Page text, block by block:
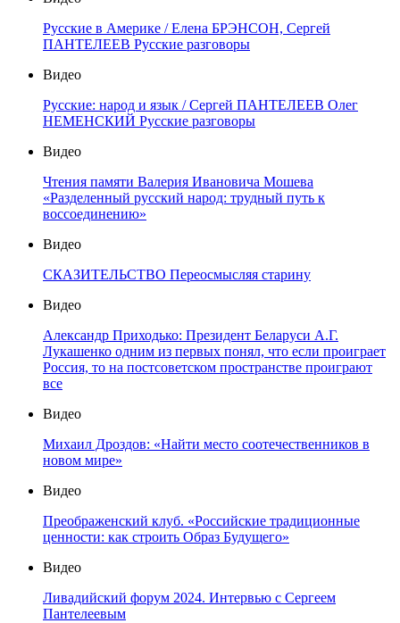
Русские в Америке / Елена БРЭНСОН, Сергей
ПАНТЕЛЕЕВ Русские разговоры
Видео
Русские: народ и язык / Сергей ПАНТЕЛЕЕВ Олег
НЕМЕНСКИЙ Русские разговоры
Видео
Чтения памяти Валерия Ивановича Мошева
«Разделенный русский народ: трудный путь к
воссоединению»
Видео
СКАЗИТЕЛЬСТВО Переосмысляя старину
Видео
Александр Приходько: Президент Беларуси А.Г.
Лукашенко одним из первых понял, что если проиграет
Россия, то на постсоветском пространстве проиграют
все
Видео
Михаил Дроздов: «Найти место соотечественников в
новом мире»
Видео
Преображенский клуб. «Российские традиционные
ценности: как строить Образ Будущего»
Видео
Ливадийский форум 2024. Интервью с Сергеем
Пантелеевым